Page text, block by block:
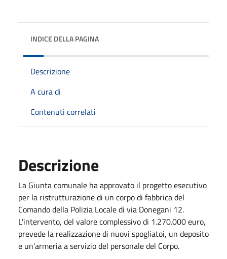
INDICE DELLA PAGINA
Descrizione
A cura di
Contenuti correlati
Descrizione
La Giunta comunale ha approvato il progetto esecutivo
per la ristrutturazione di un corpo di fabbrica del
Comando della Polizia Locale di via Donegani 12.
L'intervento, del valore complessivo di 1.270.000 euro,
prevede la realizzazione di nuovi spogliatoi, un deposito
e un'armeria a servizio del personale del Corpo.